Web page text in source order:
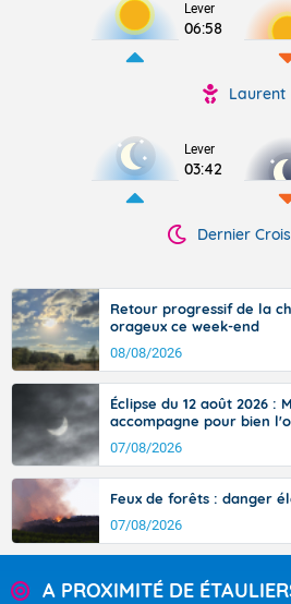
Lever
06:58
Laurent
Lever
03:42
Dernier
Retour progressif de la
orageux ce week-end
08/08/2026
Éclipse du 12 août 2026 :
accompagne pour bien
07/08/2026
Feux de forêts : danger
07/08/2026
A PROXIMITÉ DE